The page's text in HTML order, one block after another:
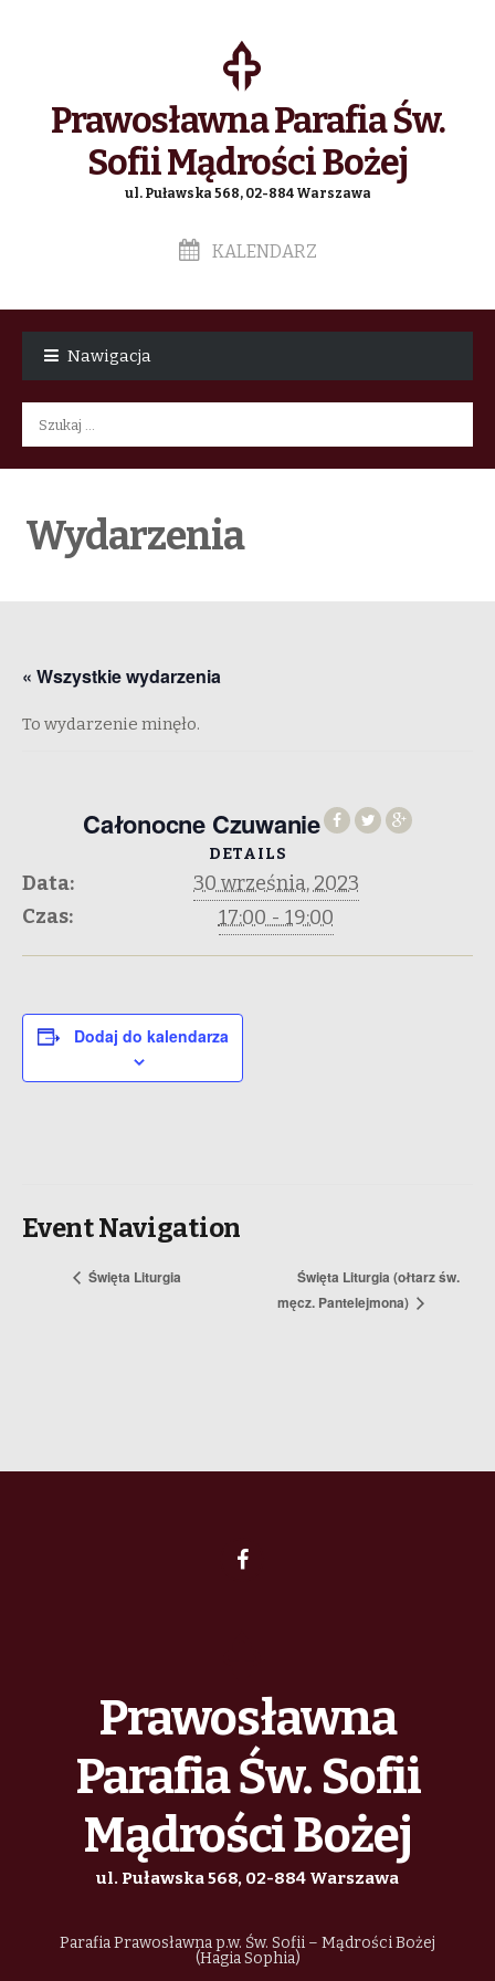
Prawosławna Parafia Św.
Sofii Mądrości Bożej
ul. Puławska 568, 02-884 Warszawa
KALENDARZ
Nawigacja
Szukaj:
Wydarzenia
« Wszystkie wydarzenia
To wydarzenie minęło.
Całonocne Czuwanie
DETAILS
Data:
30 września, 2023
Czas:
17:00 - 19:00
Dodaj do kalendarza
Event Navigation
Święta Liturgia
Święta Liturgia (ołtarz św.
męcz. Pantelejmona)
Prawosławna
Parafia Św. Sofii
Mądrości Bożej
ul. Puławska 568, 02-884 Warszawa
Parafia Prawosławna p.w. Św. Sofii – Mądrości Bożej
(Hagia Sophia)